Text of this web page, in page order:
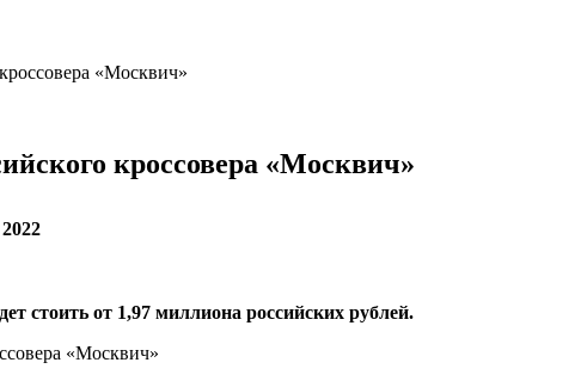
«Москвич»
кроссовера «Москвич»
стоить от 1,97 миллиона российских рублей.